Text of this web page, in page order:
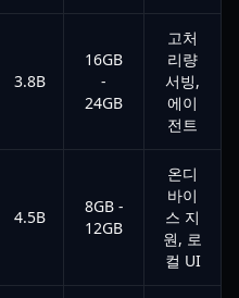
3.8B
16GB
-
24GB
고처
리량
서빙,
에이
전트
4.5B
8GB -
12GB
온디
바이
스 지
원, 로
컬 UI